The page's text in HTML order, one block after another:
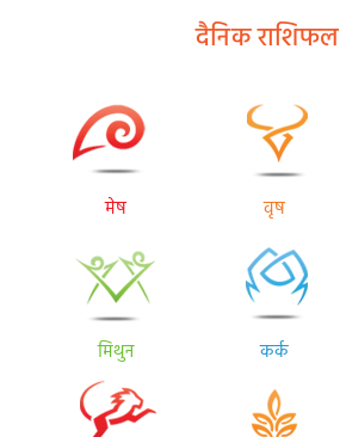
दैनिक राशिफल
मेष वृष
मिथुन कर्क